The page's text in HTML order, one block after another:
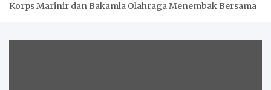
Korps Marinir dan Bakamla Olahraga Menembak Bersama